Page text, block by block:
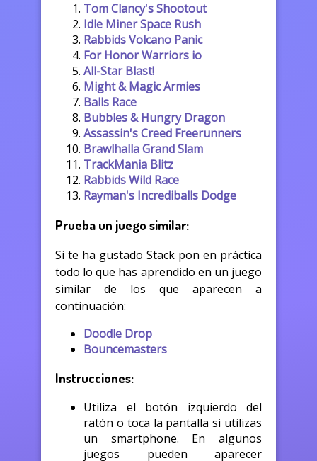
Tom Clancy's Shootout
Idle Miner Space Rush
Rabbids Volcano Panic
For Honor Warriors io
All-Star Blast!
Might & Magic Armies
Balls Race
Bubbles & Hungry Dragon
Assassin's Creed Freerunners
Brawlhalla Grand Slam
TrackMania Blitz
Rabbids Wild Race
Rayman's Incrediballs Dodge
Prueba un juego similar:
Si te ha gustado Stack pon en práctica
todo lo que has aprendido en un juego
similar de los que aparecen a
continuación:
Doodle Drop
Bouncemasters
Instrucciones:
Utiliza el botón izquierdo del
ratón o toca la pantalla si utilizas
un smartphone. En algunos
juegos pueden aparecer